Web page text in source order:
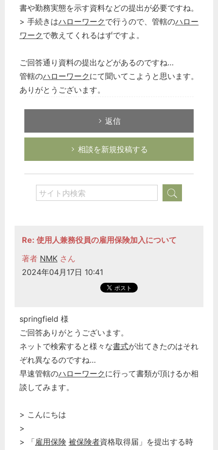
書や勤務実態を示す資料などの提出が必要ですね。
> 手続きはハローワーク で行うので、管轄のハロー
ワーク で教えてくれるはずですよ。
ご回答通り資料の提出などがあるのですね…
管轄のハローワーク にて聞いてこようと思います。
ありがとうございます。
返信
相談を新規投稿する
Re: 使用人兼務役員の雇用保険加入について
著者 NMK さん
2024年04月17日 10:41
springfield 様
ご回答ありがとうございます。
ネットで検索すると様々な書式が出てきたのはそれ
ぞれ異なるのですね…
早速管轄のハローワーク に行って書類が頂けるか相
談してみます。
> こんにちは
>
> 「雇用保険 被保険者資格取得届」を提出する時
どのカテゴリーに投稿しますか？
選択してください
労務管理
税務経理
総務の給湯室